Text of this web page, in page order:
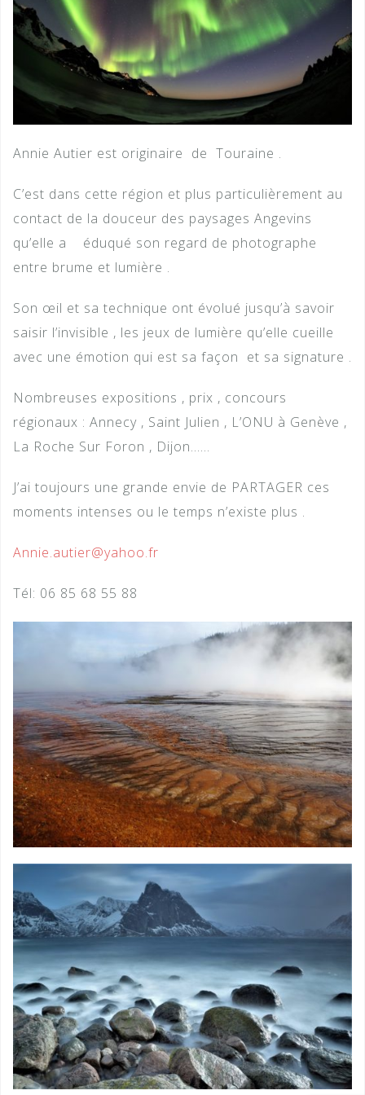
Annie Autier est originaire de Touraine .
C’est dans cette région et plus particulièrement au
contact de la douceur des paysages Angevins
qu’elle a éduqué son regard de photographe
entre brume et lumière .
Son œil et sa technique ont évolué jusqu’à savoir
saisir l’invisible , les jeux de lumière qu’elle cueille
avec une émotion qui est sa façon et sa signature .
Nombreuses expositions , prix , concours
régionaux : Annecy , Saint Julien , L’ONU à Genève ,
La Roche Sur Foron , Dijon……
J’ai toujours une grande envie de PARTAGER ces
moments intenses ou le temps n’existe plus .
Annie.autier@yahoo.fr
Tél: 06 85 68 55 88